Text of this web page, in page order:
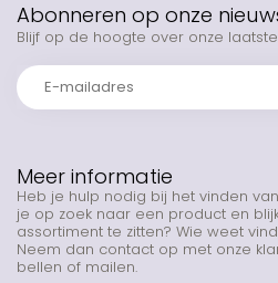
Meer informatie
Heb je hulp nodig bij het vinden
je op zoek naar een product en
assortiment te zitten? Wie weet
Neem dan contact op met onze
bellen of mailen.
Abonneren op onze
Blijf op de hoogte over onze